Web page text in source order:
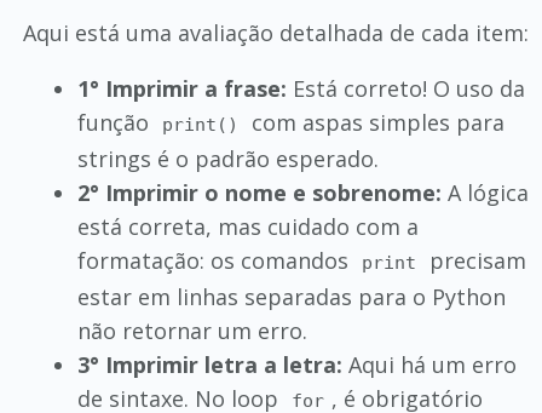
Aqui está uma avaliação detalhada de cada item:
1° Imprimir a frase: Está correto! O uso da
função
print()
com aspas simples para
strings é o padrão esperado.
2° Imprimir o nome e sobrenome: A lógica
está correta, mas cuidado com a
formatação: os comandos
print
precisam
estar em linhas separadas para o Python
não retornar um erro.
3° Imprimir letra a letra: Aqui há um erro
de sintaxe. No loop
for , é obrigatório